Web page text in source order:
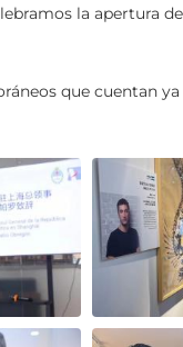
la apertura
que cuentan